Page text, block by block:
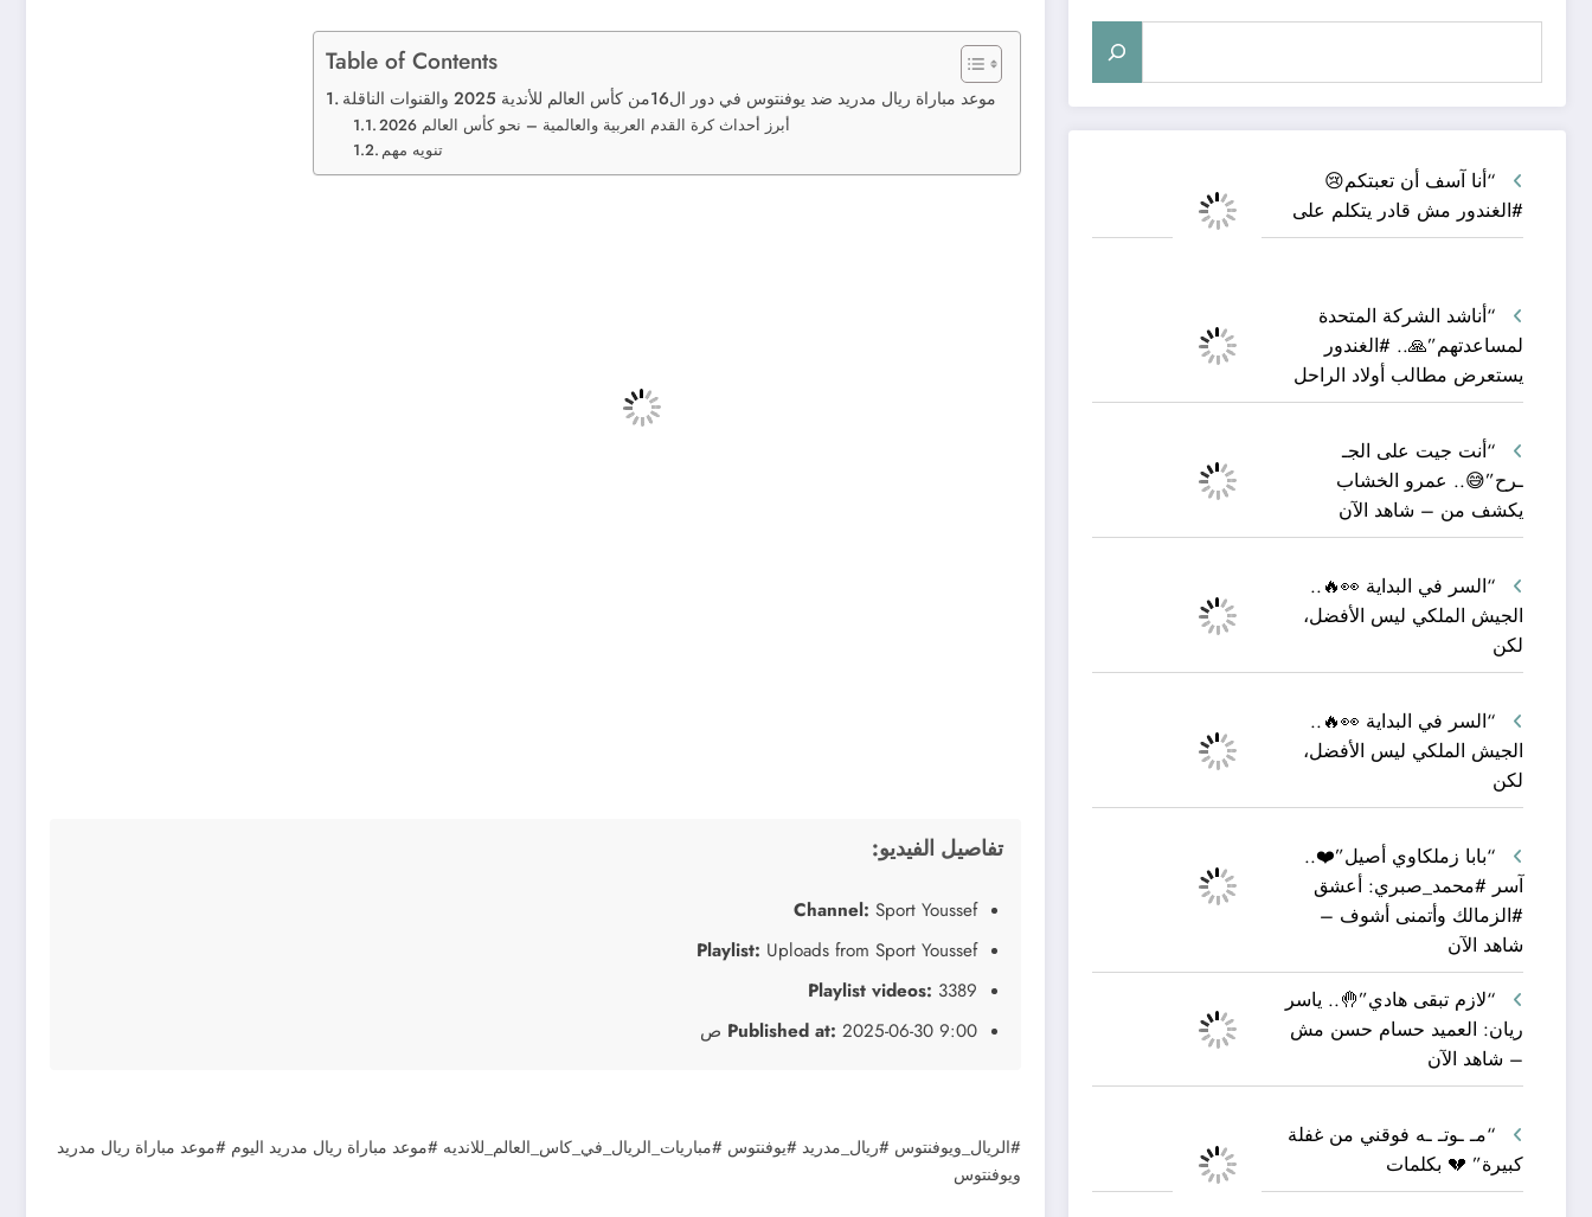
“أنا آسف أن تعبتكم😢
#الغندور مش قادر يتكلم على
“أناشد الشركة المتحدة
لمساعدتهم”🙏.. #الغندور
يستعرض مطالب أولاد الراحل
“أنت جيت على الجـ
ـرح”😅.. عمرو الخشاب
يكشف من – شاهد الآن
“السر في البداية 👀🔥..
الجيش الملكي ليس الأفضل،
لكن
“السر في البداية 👀🔥..
الجيش الملكي ليس الأفضل،
لكن
“بابا زملكاوي أصيل”❤️..
آسر #محمد_صبري: أعشق
#الزمالك وأتمنى أشوف –
شاهد الآن
“لازم تبقى هادي”🤚.. ياسر
ريان: العميد حسام حسن مش
– شاهد الآن
“مـ ـوتـ ـه فوقني من غفلة
كبيرة” 💔 بكلمات
Table of Contents
موعد مباراة ريال مدريد ضد يوفنتوس في دور ال16من كأس العالم للأندية 2025 والقنوات الناقلة
أبرز أحداث كرة القدم العربية والعالمية – نحو كأس العالم 2026
تنويه مهم
تفاصيل الفيديو:
Channel: Sport Youssef
Playlist: Uploads from Sport Youssef
Playlist videos: 3389
Published at: 2025-06-30 9:00 ص
#الريال_ويوفنتوس #ريال_مدريد #يوفنتوس #مباريات_الريال_في_كاس_العالم_للانديه #موعد مباراة ريال مدريد اليوم #موعد مباراة ريال مدريد
ويوفنتوس